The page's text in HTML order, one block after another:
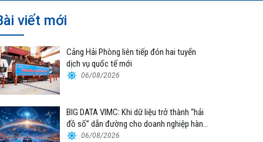
viết mới
Cảng Hải Phòng liên tiếp đón hai tuyến
dịch vụ quốc tế mới
06/08/2026
BIG DATA VIMC: Khi dữ liệu trở thành “hải
đồ số” dẫn đường cho doanh nghiệp hàng
hải 06/08/2026